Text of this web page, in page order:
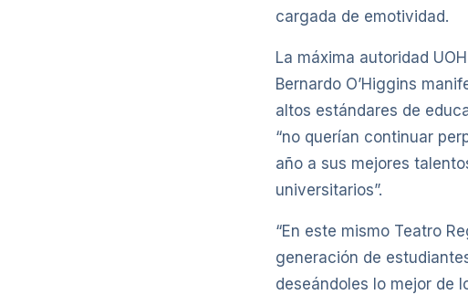
cargada de emotividad.
La máxima autoridad
Bernardo O’Higgins
altos estándares de
“no querían continuar
año a sus mejores
universitarios”.
“En este mismo Teatro
generación de
deseándoles lo mejor de